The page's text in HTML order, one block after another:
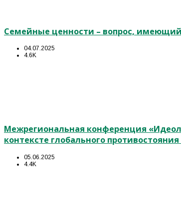
Семейные ценности – вопрос, имеющий
04.07.2025
4.6K
Межрегиональная конференция
контексте глобального
05.06.2025
4.4K